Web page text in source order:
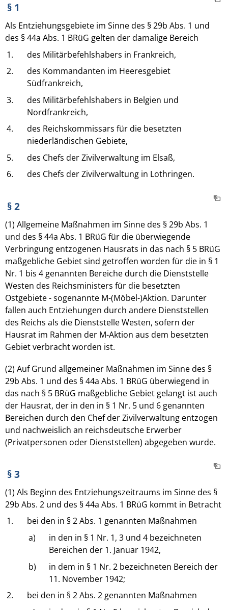
§ 1
Als Entziehungsgebiete im Sinne des § 29b Abs. 1 und
des § 44a Abs. 1 BRüG gelten der damalige Bereich
1.
des Militärbefehlshabers in Frankreich,
2.
des Kommandanten im Heeresgebiet
Südfrankreich,
3.
des Militärbefehlshabers in Belgien und
Nordfrankreich,
4.
des Reichskommissars für die besetzten
niederländischen Gebiete,
5.
des Chefs der Zivilverwaltung im Elsaß,
6.
des Chefs der Zivilverwaltung in Lothringen.
§ 2
(1) Allgemeine Maßnahmen im Sinne des § 29b Abs. 1
und des § 44a Abs. 1 BRüG für die überwiegende
Verbringung entzogenen Hausrats in das nach § 5 BRüG
maßgebliche Gebiet sind getroffen worden für die in § 1
Nr. 1 bis 4 genannten Bereiche durch die Dienststelle
Westen des Reichsministers für die besetzten
Ostgebiete - sogenannte M-(Möbel-)Aktion. Darunter
fallen auch Entziehungen durch andere Dienststellen
des Reichs als die Dienststelle Westen, sofern der
Hausrat im Rahmen der M-Aktion aus dem besetzten
Gebiet verbracht worden ist.
(2) Auf Grund allgemeiner Maßnahmen im Sinne des §
29b Abs. 1 und des § 44a Abs. 1 BRüG überwiegend in
das nach § 5 BRüG maßgebliche Gebiet gelangt ist auch
der Hausrat, der in den in § 1 Nr. 5 und 6 genannten
Bereichen durch den Chef der Zivilverwaltung entzogen
und nachweislich an reichsdeutsche Erwerber
(Privatpersonen oder Dienststellen) abgegeben wurde.
§ 3
(1) Als Beginn des Entziehungszeitraums im Sinne des §
29b Abs. 2 und des § 44a Abs. 1 BRüG kommt in Betracht
1.
bei den in § 2 Abs. 1 genannten Maßnahmen
a)
in den in § 1 Nr. 1, 3 und 4 bezeichneten
Bereichen der 1. Januar 1942,
b)
in dem in § 1 Nr. 2 bezeichneten Bereich der
11. November 1942;
2.
bei den in § 2 Abs. 2 genannten Maßnahmen